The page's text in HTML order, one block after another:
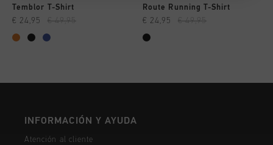
Temblor T-Shirt
€ 24,95 € 49,95
Route Running T-Shirt
€ 24,95 € 49,95
INFORMACIÓN Y AYUDA
Atención al cliente